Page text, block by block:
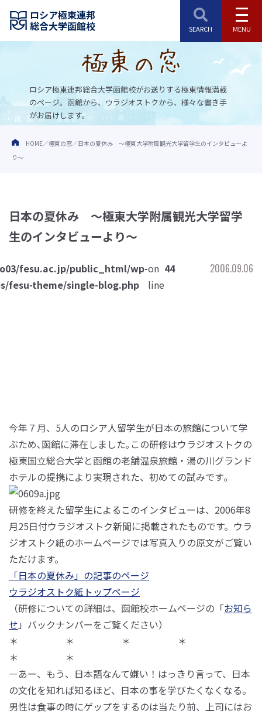
ロシア極東連邦
総合大学函館校
ロシア極東連邦総合大学函館校がお送りする極東情報満載
のページ。 函館から、ウラジオストクから、様々な書き手
がお届けします。
HOME 極東の窓
日本の夏休み ～極東大学附属観光大学留学生のインタビューよ
り～
日本の夏休み ～極東大学附属観光大学留学
生のインタビューより～
fesu.ac.jp/public_html/wp-
fesu-theme/single-blog.php
on
line
44 2006.09.06
今年７月、5人のロシア人留学生が日本の旅館について学
ぶため､函館に滞在しました｡この研修はウラジオストクの
極東国立総合大学と函館の老舗温泉旅館・湯の川グランド
ホテルの提携により実現された、初めての試みです｡
研修を終えた留学生によるこのインタビューは、2006年8
月25日付ウラジオストク新聞に掲載されたものです。ウラ
ジオストク紙のホームページでは写真入りの原文がご覧い
ただけます。
「日本の夏休み」の記事のページ
ウラジオストク紙トップページ
（研修についての詳細は、函館校ホームページの「お知ら
せ 」バックナンバーをご覧ください）
＊ ＊ ＊ ＊
＊ ＊
―あー、もう、日本語なんて嫌い！はっきり言って、日本
の文化を知れば知るほど、日本の事を学びたくなくなる。
男性は食事の時にゲップをするのは当たり前、上司にはお